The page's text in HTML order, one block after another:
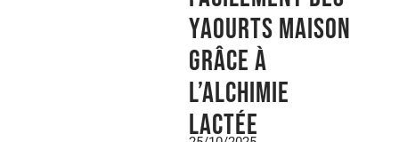
yaourts maison
grâce à
l’alchimie
lactée